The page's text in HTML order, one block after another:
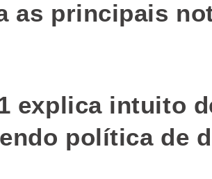
‌‌as‌‌ ‌‌principais‌‌
explica intuito
política de